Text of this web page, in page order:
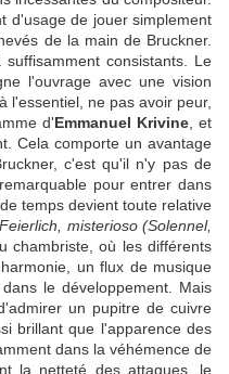
d'usage de jouer simplement
de la main de Bruckner.
consistants. Le
l'ouvrage avec une vision
l'essentiel, ne pas avoir peur,
d'Emmanuel Krivine, et
Cela comporte un avantage
c'est qu'il n'y pas de
pour entrer dans
temps devient toute relative
Feierlich, misterioso (Solennel,
chambriste, où les différents
un flux de musique
le développement. Mais
un pupitre de cuivre
brillant que l'apparence des
dans la véhémence de
la netteté des attaques, le